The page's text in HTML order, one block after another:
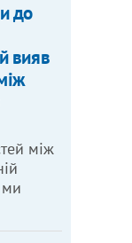
до
вияв
між
ми